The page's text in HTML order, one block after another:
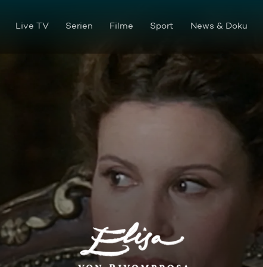
Live TV Serien Filme Sport News & Doku